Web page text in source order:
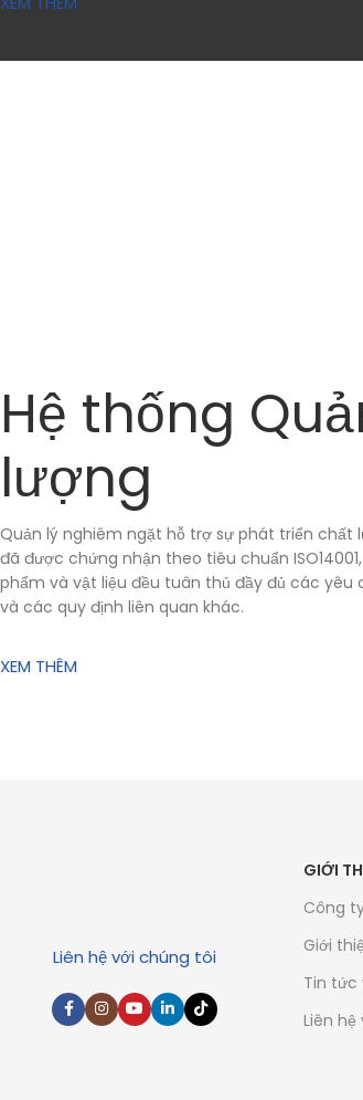
Hệ thống
lượng
Quản lý nghiêm ngặt hỗ trợ sự phát triển chất
đã được chứng nhận theo tiêu chuẩn
phẩm và vật liệu đều tuân thủ đầy đủ các yêu
và các quy định liên quan khác.
XEM THÊM
Liên hệ với chúng tôi
GIỚI
Công
Giới
Tin tức
Liên